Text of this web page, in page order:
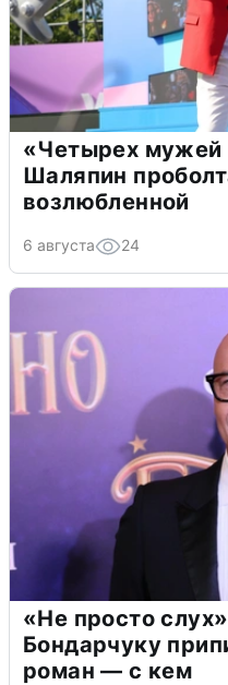
«Четырех мужей
Шаляпин
возлюбленной
6 августа 24
«Не просто
Бондарчуку
роман — с кем